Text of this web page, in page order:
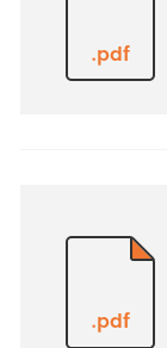
.pdf
.pdf